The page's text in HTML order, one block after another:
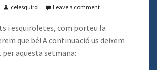
celesquirol Leave a comment
i esquiroletes, com porteu la
que bé! A continuació us deixem
aquesta setmana: